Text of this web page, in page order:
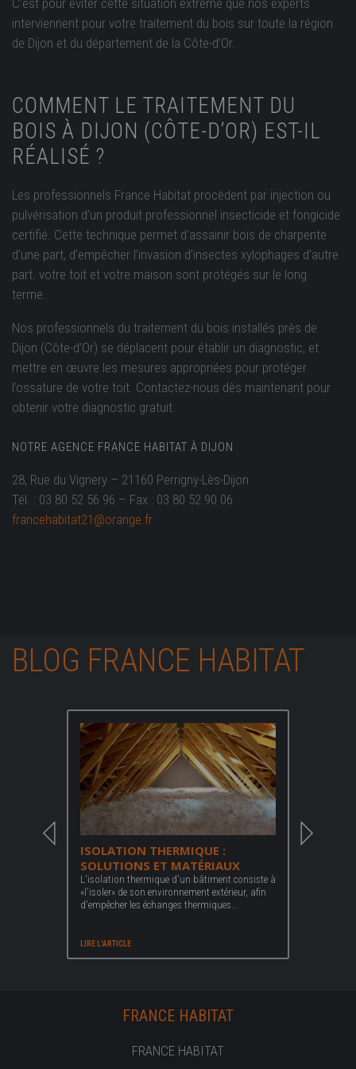
C’est pour éviter cette situation extrême que nos experts
interviennent pour votre traitement du bois sur toute la région
de Dijon et du département de la Côte-d’Or.
COMMENT LE TRAITEMENT DU
BOIS À DIJON (CÔTE-D’OR) EST-IL
RÉALISÉ ?
Les professionnels France Habitat procèdent par injection ou
pulvérisation d’un produit professionnel insecticide et fongicide
certifié. Cette technique permet d’assainir bois de charpente
d’une part, d’empêcher l’invasion d’insectes xylophages d’autre
part. votre toit et votre maison sont protégés sur le long
terme.
Nos professionnels du traitement du bois installés près de
Dijon (Côte-d’Or) se déplacent pour établir un diagnostic, et
mettre en œuvre les mesures appropriées pour protéger
l’ossature de votre toit. Contactez-nous dès maintenant pour
obtenir votre diagnostic gratuit.
NOTRE AGENCE FRANCE HABITAT À DIJON
28, Rue du Vignery – 21160 Perrigny-Lès-Dijon
Tél. : 03 80 52 56 96 – Fax : 03 80 52 90 06
francehabitat21@orange.fr
BLOG FRANCE HABITAT
ISOLATION THERMIQUE :
SOLUTIONS ET MATÉRIAUX
L'isolation thermique d'un bâtiment consiste à
«l'isoler» de son environnement extérieur, afin
d'empêcher les échanges thermiques...
LIRE L'ARTICLE
FRANCE HABITAT
FRANCE HABITAT